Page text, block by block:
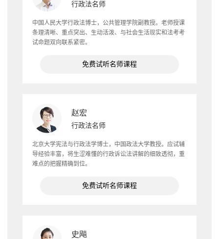
行政法名师
中国人民大学行政法博士，公共管理学院副教授。老师授课
条理清晰、重点突出、生动活泼、与社会生活现实和法考考
试命题双向联系紧密。
免费试听名师课程
赵宏
行政法名师
北京大学宪法与行政法学博士，中国政法大学教授。应试辅
导经验丰富，将生涩难懂的行政诉讼法讲解的细致透彻，重
难点的把握精确到位。
免费试听名师课程
史飚